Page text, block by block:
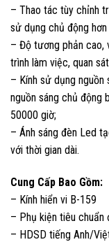
– Thao tác tùy chỉnh
sử dụng chủ động
– Độ tương phản cao,
trình làm việc, quan
– Kính sử dụng nguồn
nguồn sáng chủ động
50000 giờ;
– Ánh sáng đèn Led
với thời gian dài.
Cung Cấp Bao Gồm:
– Kính hiển vi B-159
– Phụ kiện tiêu chuẩn
– HDSD tiếng Anh/